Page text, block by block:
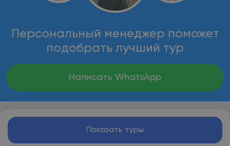
Персональный менеджер поможет
подобрать лучший тур
Написать WhatsApp
Показать туры